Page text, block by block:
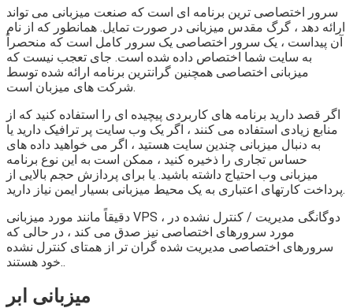
سرور اختصاصی ترین برنامه ای است که صنعت میزبانی می تواند
ارائه دهد ، گرگ مقدس میزبانی در صورت تمایل. همانطور که از نام
آن پیداست ، یک سرور اختصاصی یک سرور کامل است که منحصراً
به سایت شما اختصاص داده شده است. جای تعجب نیست که
میزبانی اختصاصی همچنین گرانترین برنامه ارائه شده توسط
شرکت های میزبان است.
اگر قصد دارید برنامه های کاربردی پیچیده ای را استفاده کنید که از
منابع زیادی استفاده می کنند ، اگر یک وب سایت پر ترافیک دارید یا
به دنبال میزبانی چندین سایت هستید ، اگر می خواهید داده های
حساس تجاری را ذخیره کنید ، ممکن است به این نوع برنامه
میزبانی وب احتیاج داشته باشید. یا برای پردازش حجم بالایی از
پرداخت کارتهای اعتباری به یک محیط میزبانی بسیار ایمن نیاز دارید.
دقیقاً مانند مورد میزبانی VPS ، دوگانگی مدیریت / کنترل نشده در
مورد سرورهای اختصاصی نیز صدق می کند ، در حالی که
سرورهای اختصاصی مدیریت شده گران تر از همتای کنترل نشده
خود هستند..
میزبانی ابر